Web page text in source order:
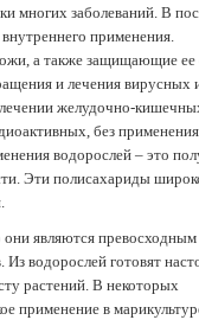
многих заболеваний. В
применения.
а также защищающие ее
и лечения вирусных
желудочно-
без применения
водорослей – это
Эти полисахариды
они являются превосходным
водорослей готовят
растений. В некоторых
применение в